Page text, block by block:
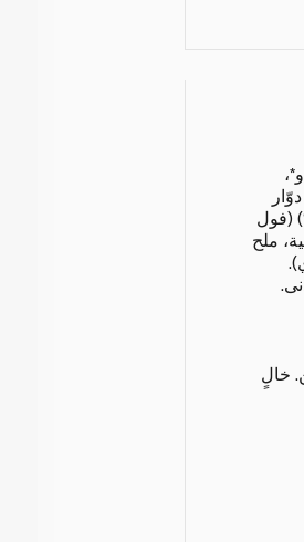
حشوة الفول السوداني (50%) (فول
ملح
خالٍ